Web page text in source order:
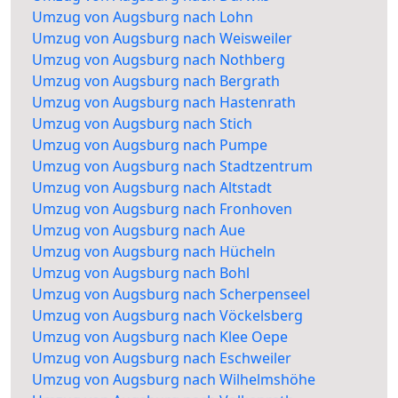
Umzug von Augsburg nach Lohn
Umzug von Augsburg nach Weisweiler
Umzug von Augsburg nach Nothberg
Umzug von Augsburg nach Bergrath
Umzug von Augsburg nach Hastenrath
Umzug von Augsburg nach Stich
Umzug von Augsburg nach Pumpe
Umzug von Augsburg nach Stadtzentrum
Umzug von Augsburg nach Altstadt
Umzug von Augsburg nach Fronhoven
Umzug von Augsburg nach Aue
Umzug von Augsburg nach Hücheln
Umzug von Augsburg nach Bohl
Umzug von Augsburg nach Scherpenseel
Umzug von Augsburg nach Vöckelsberg
Umzug von Augsburg nach Klee Oepe
Umzug von Augsburg nach Eschweiler
Umzug von Augsburg nach Wilhelmshöhe